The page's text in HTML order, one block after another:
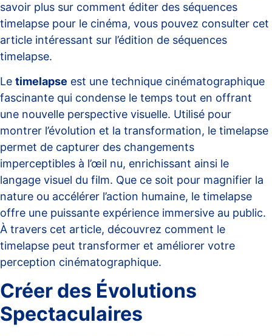
savoir plus sur comment éditer des séquences
timelapse pour le cinéma, vous pouvez consulter cet
article intéressant sur l’édition de séquences
timelapse.
Le timelapse est une technique cinématographique
fascinante qui condense le temps tout en offrant
une nouvelle perspective visuelle. Utilisé pour
montrer l’évolution et la transformation, le timelapse
permet de capturer des changements
imperceptibles à l’œil nu, enrichissant ainsi le
langage visuel du film. Que ce soit pour magnifier la
nature ou accélérer l’action humaine, le timelapse
offre une puissante expérience immersive au public.
À travers cet article, découvrez comment le
timelapse peut transformer et améliorer votre
perception cinématographique.
Créer des Évolutions
Spectaculaires